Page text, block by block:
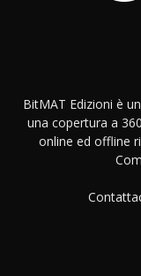
BitMAT Edizioni è
una copertura a
online ed offline